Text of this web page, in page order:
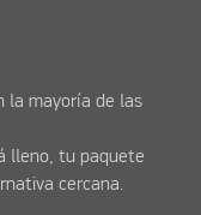
la mayoría de las
lleno, tu paquete
cercana.